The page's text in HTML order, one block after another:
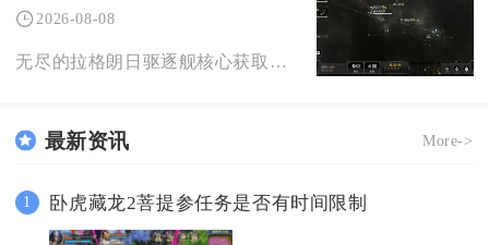
2026-08-08
无尽的拉格朗日驱逐舰核心获取方式以收集永久舰船蓝图为主，搭配星系协议限时奖励、档案定向研究
最新资讯 More->
1 卧虎藏龙2菩提参任务是否有时间限制